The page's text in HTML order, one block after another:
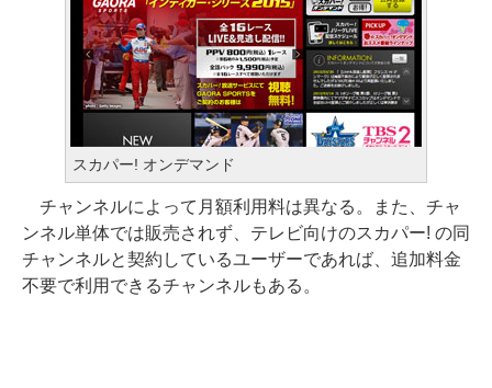
スカパー! オンデマンド
チャンネルによって月額利用料は異なる。また、チャ
ンネル単体では販売されず、テレビ向けのスカパー! の同
チャンネルと契約しているユーザーであれば、追加料金
不要で利用できるチャンネルもある。